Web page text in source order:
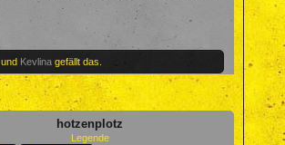
und Kevlina gefällt das.
hotzenplotz
Legende